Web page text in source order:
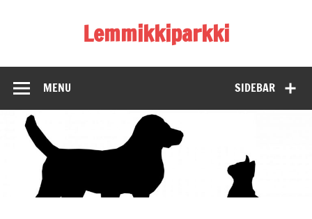
Lemmikkiparkki
SIDEBAR
MENU